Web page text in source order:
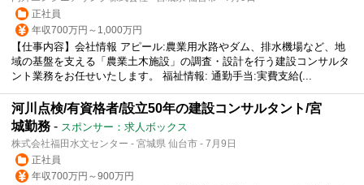
正社員
年収700万円～1,000万円
【仕事内容】会社情報 アピール:農業用水路やダム、排水機場など、地
域の基盤を支える「農業土木施設」の調査・設計を行う建設コンサルタ
ント業務をお任せいたします。 福祉情報: 通勤手当:実費支給(...
河川点検/有資格者/設立50年の建設コンサルタント/宮
城勤務 - スポンサー：求人ボックス
株式会社福田水文センター - 宮城県 仙台市 - 7月9日
正社員
年収700万円～900万円